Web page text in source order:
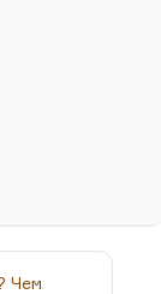
«Девять
фашизм»), а
провал. Но я
— это
Чем